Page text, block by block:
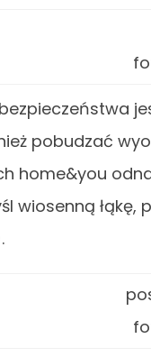
pobudzać
home&you
wiosenną łąkę,